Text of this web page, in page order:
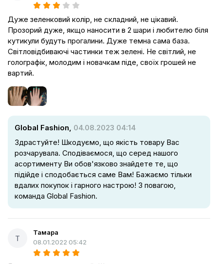
Дуже зеленковий колір, не складний, не цікавий.
Прозорий дуже, якщо наносити в 2 шари і любителю біля
кутикули будуть прогалини. Дуже темна сама база.
Світловідбиваючі частинки теж зелені. Не світлий, не
голографік, молодим і новачкам піде, своїх грошей не
вартий.
Global Fashion, 04.08.2023 04:14
Здрастуйте! Шкодуємо, що якість товару Вас
розчарувала. Сподіваємося, що серед нашого
асортименту Ви обов'язково знайдете те, що
підійде і сподобається саме Вам! Бажаємо тільки
вдалих покупок і гарного настрою! З повагою,
команда Global Fashion.
Т
Тамара
08.01.2022 05:42